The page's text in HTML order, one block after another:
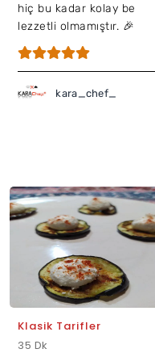
hiç bu kadar kolay be
lezzetli olmamıştır. 🎉
kara_chef_
Klasik Tarifler
35 Dk